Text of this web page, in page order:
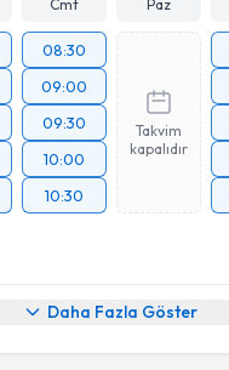
Cmt Paz
08:30
09:00
09:30
10:00
10:30
Takvim
kapalıdır
Daha Fazla Göster